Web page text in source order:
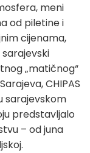
meni
od piletine i
cijenama,
„matičnog“
CHIPAS
sarajevskom
predstavljalo
– od juna